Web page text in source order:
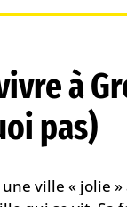
à
pas)
ville « jolie